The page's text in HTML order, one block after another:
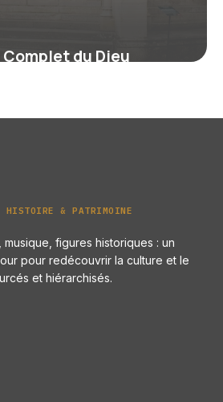
du Dieu
HISTOIRE & PATRIMOINE
figures historiques : un
pour redécouvrir la culture et le
et hiérarchisés.